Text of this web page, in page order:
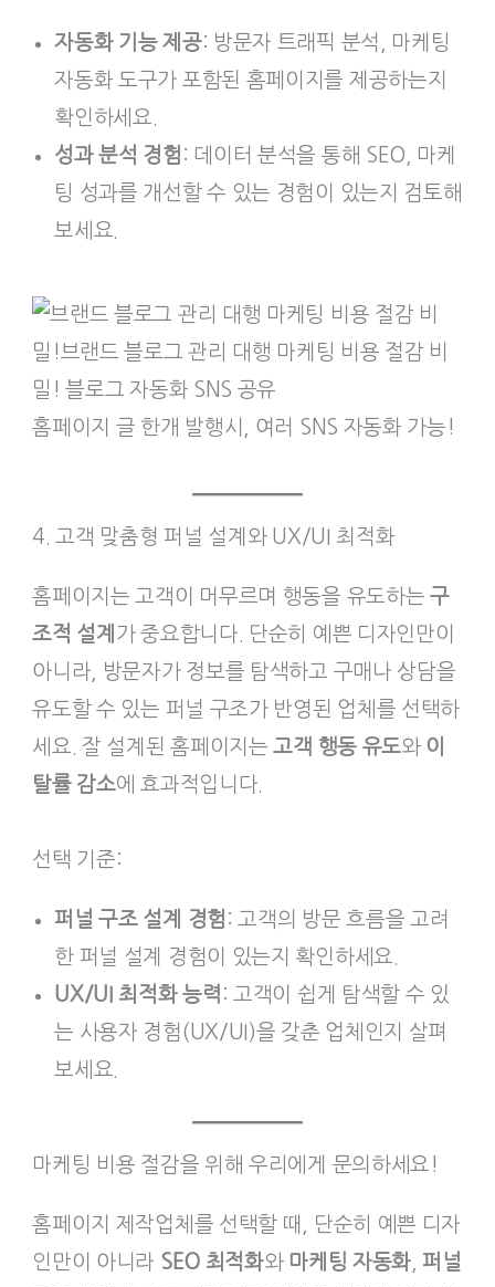
자동화 기능 제공: 방문자 트래픽 분석, 마케팅
자동화 도구가 포함된 홈페이지를 제공하는지
확인하세요.
성과 분석 경험 : 데이터 분석을 통해 SEO, 마케
팅 성과를 개선할 수 있는 경험이 있는지 검토해
보세요.
홈페이지 글 한개 발행시, 여러 SNS 자동화 가능!
4. 고객 맞춤형 퍼널 설계와 UX/UI 최적화
홈페이지는 고객이 머무르며 행동을 유도하는구
조적 설계 가 중요합니다. 단순히 예쁜 디자인만이
아니라, 방문자가 정보를 탐색하고 구매나 상담을
유도할 수 있는 퍼널 구조가 반영된 업체를 선택하
세요. 잘 설계된 홈페이지는고객 행동 유도와 이
탈률 감소에 효과적입니다.
선택 기준:
퍼널 구조 설계 경험 : 고객의 방문 흐름을 고려
한 퍼널 설계 경험이 있는지 확인하세요.
UX/UI 최적화 능력 : 고객이 쉽게 탐색할 수 있
는 사용자 경험(UX/UI)을 갖춘 업체인지 살펴
보세요.
마케팅 비용 절감을 위해 우리에게 문의하세요!
홈페이지 제작업체를 선택할 때, 단순히 예쁜 디자
인만이 아니라 SEO 최적화와 마케팅 자동화 퍼널